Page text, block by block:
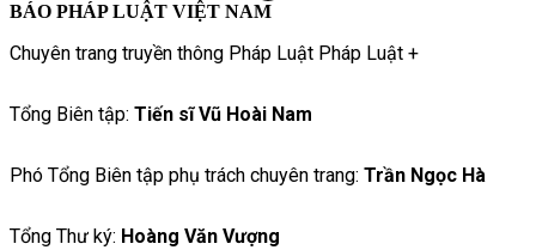
BÁO PHÁP LUẬT VIỆT NAM
Chuyên trang truyền thông Pháp Luật Pháp Luật +
Tổng Biên tập: Tiến sĩ Vũ Hoài Nam
Phó Tổng Biên tập phụ trách chuyên trang: Trần Ngọc Hà
Tổng Thư ký: Hoàng Văn Vượng